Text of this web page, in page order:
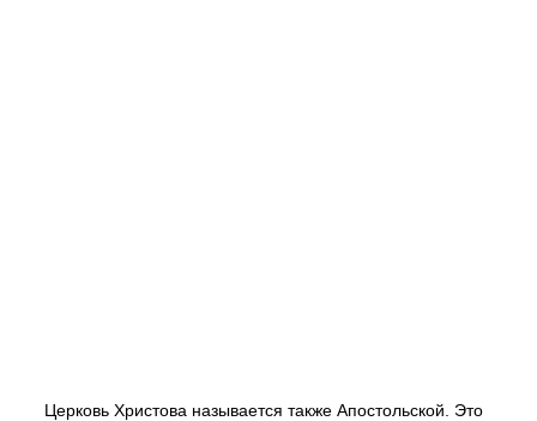
Церковь Христова называется также Апостольской. Это